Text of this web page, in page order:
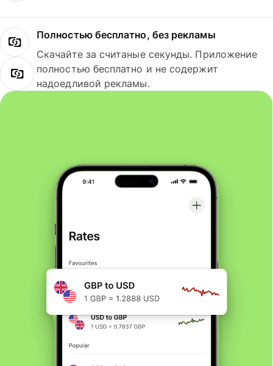
Полностью бесплатно, без рекламы
Скачайте за считаные секунды. Приложение
полностью бесплатно и не содержит
надоедливой рекламы.